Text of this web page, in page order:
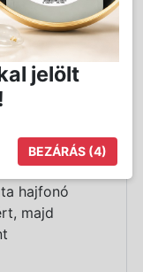
hajfonó
majd
jelölt
BEZÁRÁS (4)